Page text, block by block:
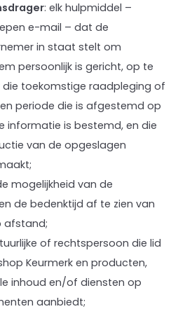
: elk hulpmiddel –
e-mail – dat de
in staat stelt om
persoonlijk is gericht, op te
toekomstige raadpleging of
periode die is afgestemd op
informatie is bestemd, en die
van de opgeslagen
mogelijkheid van de
de bedenktijd af te zien van
afstand;
of rechtspersoon die lid
Keurmerk en producten,
inhoud en/of diensten op
aanbiedt;